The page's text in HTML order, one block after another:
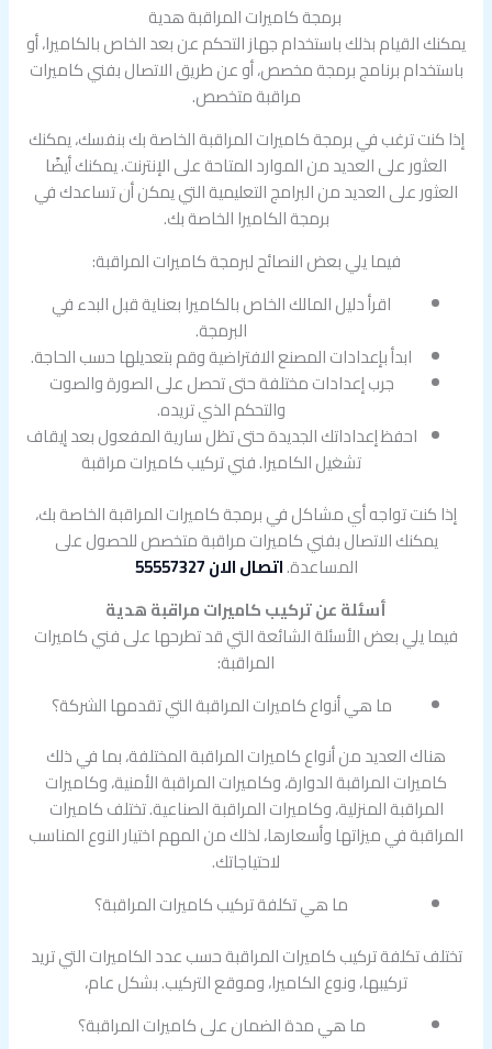
برمجة كاميرات المراقبة هدية
يمكنك القيام بذلك باستخدام جهاز التحكم عن بعد الخاص بالكاميرا، أو
باستخدام برنامج برمجة مخصص، أو عن طريق الاتصال بفني كاميرات
مراقبة متخصص.
إذا كنت ترغب في برمجة كاميرات المراقبة الخاصة بك بنفسك، يمكنك
العثور على العديد من الموارد المتاحة على الإنترنت. يمكنك أيضًا
العثور على العديد من البرامج التعليمية التي يمكن أن تساعدك في
برمجة الكاميرا الخاصة بك.
فيما يلي بعض النصائح لبرمجة كاميرات المراقبة:
اقرأ دليل المالك الخاص بالكاميرا بعناية قبل البدء في
البرمجة.
ابدأ بإعدادات المصنع الافتراضية وقم بتعديلها حسب الحاجة.
جرب إعدادات مختلفة حتى تحصل على الصورة والصوت
والتحكم الذي تريده.
احفظ إعداداتك الجديدة حتى تظل سارية المفعول بعد إيقاف
تشغيل الكاميرا. فني تركيب كاميرات مراقبة
إذا كنت تواجه أي مشاكل في برمجة كاميرات المراقبة الخاصة بك،
يمكنك الاتصال بفني كاميرات مراقبة متخصص للحصول على
المساعدة.اتصال الان 55557327
أسئلة عن تركيب كاميرات مراقبة هدية
فيما يلي بعض الأسئلة الشائعة التي قد تطرحها على فني كاميرات
المراقبة:
ما هي أنواع كاميرات المراقبة التي تقدمها الشركة؟
هناك العديد من أنواع كاميرات المراقبة المختلفة، بما في ذلك
كاميرات المراقبة الدوارة، وكاميرات المراقبة الأمنية، وكاميرات
المراقبة المنزلية، وكاميرات المراقبة الصناعية. تختلف كاميرات
المراقبة في ميزاتها وأسعارها، لذلك من المهم اختيار النوع المناسب
لاحتياجاتك.
ما هي تكلفة تركيب كاميرات المراقبة؟
تختلف تكلفة تركيب كاميرات المراقبة حسب عدد الكاميرات التي تريد
تركيبها، ونوع الكاميرا، وموقع التركيب. بشكل عام،
ما هي مدة الضمان على كاميرات المراقبة؟